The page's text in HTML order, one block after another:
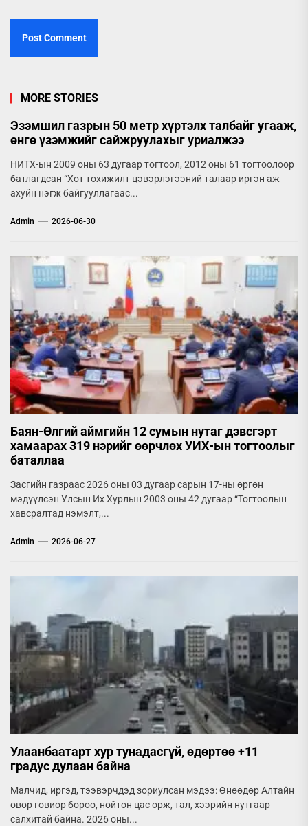
MORE STORIES
Эзэмшил газрын 50 метр хүртэлх талбайг угааж,
өнгө үзэмжийг сайжруулахыг уриалжээ
НИТХ-ын 2009 оны 63 дугаар тогтоол, 2012 оны 61 тогтоолоор
батлагдсан “Хот тохижилт цэвэрлэгээний талаар иргэн аж
ахуйн нэгж байгууллагаас...
Admin 2026-06-30
Баян-Өлгий аймгийн 12 сумын нутаг дэвсгэрт
хамаарах 319 нэрийг өөрчлөх УИХ-ын тогтоолыг
баталлаа
Засгийн газраас 2026 оны 03 дугаар сарын 17-ны өргөн
мэдүүлсэн Улсын Их Хурлын 2003 оны 42 дугаар “Тогтоолын
хавсралтад нэмэлт,...
Admin 2026-06-27
Улаанбаатарт хур тунадасгүй, өдөртөө +11
градус дулаан байна
Малчид, иргэд, тээвэрчдэд зориулсан мэдээ: Өнөөдөр Алтайн
өвөр говиор бороо, нойтон цас орж, тал, хээрийн нутгаар
салхитай байна. 2026 оны...